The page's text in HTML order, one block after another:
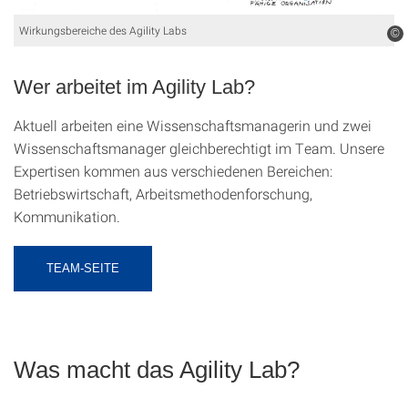
©
Wirkungsbereiche des Agility Labs
Wer arbeitet im Agility Lab?
Aktuell arbeiten eine Wissenschaftsmanagerin und zwei
Wissenschaftsmanager gleichberechtigt im Team. Unsere
Expertisen kommen aus verschiedenen Bereichen:
Betriebswirtschaft, Arbeitsmethodenforschung,
Kommunikation.
TEAM-SEITE
Was macht das Agility Lab?